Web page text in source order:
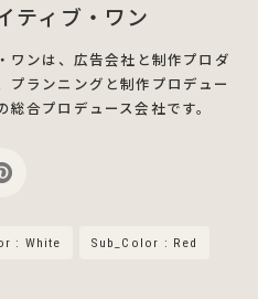
ティブ・ワン
ワンは、広告会社と制作プロダ
プランニングと制作プロデュー
合プロデュース会社です。
: White Sub_Color : Red